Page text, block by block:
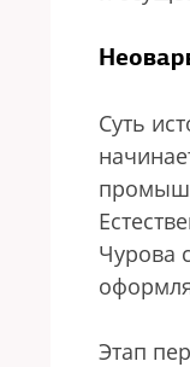
Суть
Чурова
Этап